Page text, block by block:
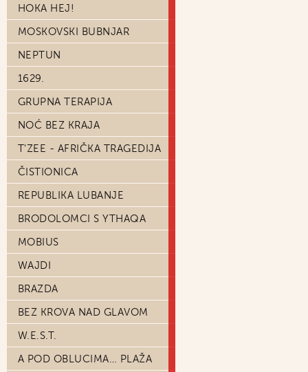
HOKA HEJ!
MOSKOVSKI BUBNJAR
NEPTUN
1629.
GRUPNA TERAPIJA
NOĆ BEZ KRAJA
T'ZEE - AFRIČKA TRAGEDIJA
ČISTIONICA
REPUBLIKA LUBANJE
BRODOLOMCI S YTHAQA
MOBIUS
WAJDI
BRAZDA
BEZ KROVA NAD GLAVOM
W.E.S.T.
A POD OBLUCIMA… PLAŽA